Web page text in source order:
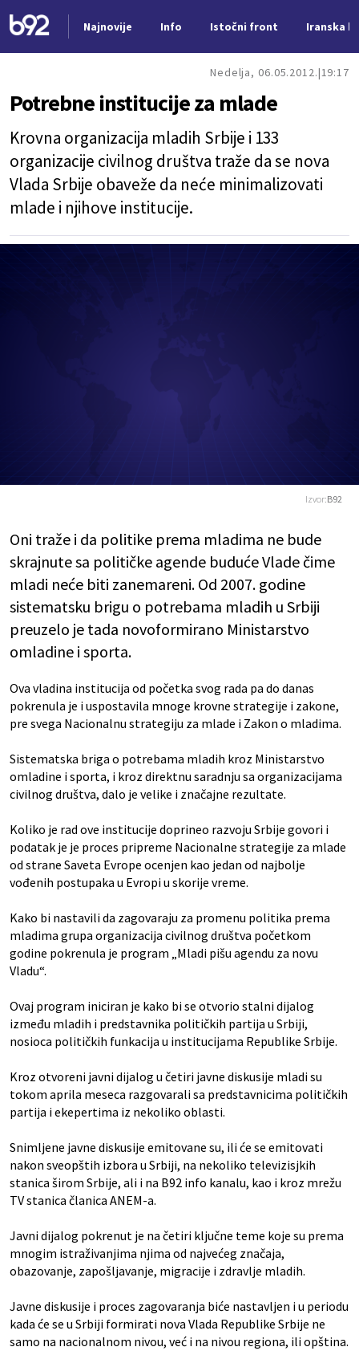
Najnovije Info Istočni front Iranska
Nedelja, 06.05.2012. 19:17
Potrebne institucije za mlade
Krovna organizacija mladih Srbije i 133
organizacije civilnog društva traže da se nova
Vlada Srbije obaveže da neće minimalizovati
mlade i njihove institucije.
Izvor:B92
Oni traže i da politike prema mladima ne bude
skrajnute sa političke agende buduće Vlade čime
mladi neće biti zanemareni. Od 2007. godine
sistematsku brigu o potrebama mladih u Srbiji
preuzelo je tada novoformirano Ministarstvo
omladine i sporta.
Ova vladina institucija od početka svog rada pa do danas
pokrenula je i uspostavila mnoge krovne strategije i zakone,
pre svega Nacionalnu strategiju za mlade i Zakon o mladima.
Sistematska briga o potrebama mladih kroz Ministarstvo
omladine i sporta, i kroz direktnu saradnju sa organizacijama
civilnog društva, dalo je velike i značajne rezultate.
Koliko je rad ove institucije doprineo razvoju Srbije govori i
podatak je je proces pripreme Nacionalne strategije za mlade
od strane Saveta Evrope ocenjen kao jedan od najbolje
vođenih postupaka u Evropi u skorije vreme.
Kako bi nastavili da zagovaraju za promenu politika prema
mladima grupa organizacija civilnog društva početkom
godine pokrenula je program „Mladi pišu agendu za novu
Vladu“.
Ovaj program iniciran je kako bi se otvorio stalni dijalog
između mladih i predstavnika političkih partija u Srbiji,
nosioca političkih funkacija u institucijama Republike Srbije.
Kroz otvoreni javni dijalog u četiri javne diskusije mladi su
tokom aprila meseca razgovarali sa predstavnicima političkih
partija i ekepertima iz nekoliko oblasti.
Snimljene javne diskusije emitovane su, ili će se emitovati
nakon sveopštih izbora u Srbiji, na nekoliko televizisjkih
stanica širom Srbije, ali i na B92 info kanalu, kao i kroz mrežu
TV stanica članica ANEM-a.
Javni dijalog pokrenut je na četiri ključne teme koje su prema
mnogim istraživanjima njima od najvećeg značaja,
obazovanje, zapošljavanje, migracije i zdravlje mladih.
Javne diskusije i proces zagovaranja biće nastavljen i u periodu
kada će se u Srbiji formirati nova Vlada Republike Srbije ne
samo na nacionalnom nivou, već i na nivou regiona, ili opština.